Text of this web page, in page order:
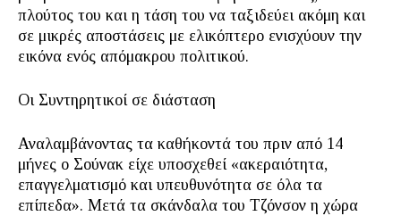
πλούτος του και η τάση του να ταξιδεύει ακόμη και
σε μικρές αποστάσεις με ελικόπτερο ενισχύουν την
εικόνα ενός απόμακρου πολιτικού.
Οι Συντηρητικοί σε διάσταση
Αναλαμβάνοντας τα καθήκοντά του πριν από 14
μήνες ο Σούνακ είχε υποσχεθεί «ακεραιότητα,
επαγγελματισμό και υπευθυνότητα σε όλα τα
επίπεδα». Μετά τα σκάνδαλα του Τζόνσον η χώρα